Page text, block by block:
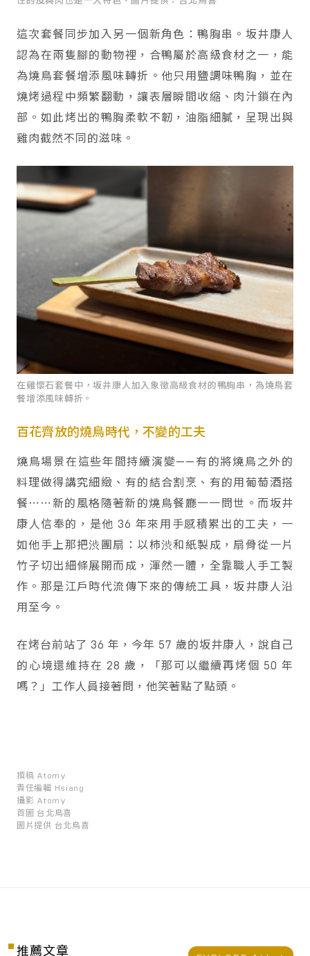
這次套餐同步加入另一個新角色：鴨胸串。坂井康人
認為在兩隻腳的動物裡，合鴨屬於高級食材之一，能
為燒鳥套餐增添風味轉折。他只用鹽調味鴨胸，並在
燒烤過程中頻繁翻動，讓表層瞬間收縮、肉汁鎖在內
部。如此烤出的鴨胸柔軟不韌，油脂細膩，呈現出與
雞肉截然不同的滋味。
在雞懷石套餐中，坂井康人加入象徵高級食材的鴨胸串，為燒鳥套
餐增添風味轉折。
百花齊放的燒鳥時代，不變的工夫
燒鳥場景在這些年間持續演變——有的將燒鳥之外的
料理做得講究細緻、有的結合割烹、有的用葡萄酒搭
餐⋯⋯新的風格隨著新的燒鳥餐廳一一問世。而坂井
康人信奉的，是他 36 年來用手感積累出的工夫，一
如他手上那把渋團扇：以柿渋和紙製成，扇骨從一片
竹子切出細條展開而成，渾然一體，全靠職人手工製
作。那是江戶時代流傳下來的傳統工具，坂井康人沿
用至今。
在烤台前站了 36 年，今年 57 歲的坂井康人，說自己
的心境還維持在 28 歲，「那可以繼續再烤個 50 年
嗎？」工作人員接著問，他笑著點了點頭。
撰稿 Atomy
責任編輯 Hsiang
攝影 Atomy
首圖 台北鳥喜
圖片提供 台北鳥喜
推薦文章